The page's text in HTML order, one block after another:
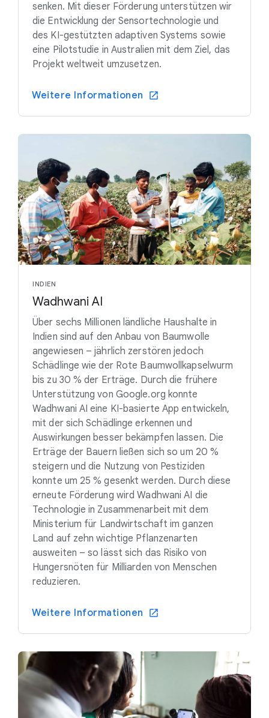
senken. Mit dieser Förderung unterstützen wir
die Entwicklung der Sensortechnologie und
des KI-gestützten adaptiven Systems sowie
eine Pilotstudie in Australien mit dem Ziel, das
Projekt weltweit umzusetzen.
Weitere Informationen
INDIEN
Wadhwani AI
Über sechs Millionen ländliche Haushalte in
Indien sind auf den Anbau von Baumwolle
angewiesen – jährlich zerstören jedoch
Schädlinge wie der Rote Baumwollkapselwurm
bis zu 30 % der Erträge. Durch die frühere
Unterstützung von Google.org konnte
Wadhwani AI eine KI-basierte App entwickeln,
mit der sich Schädlinge erkennen und
Auswirkungen besser bekämpfen lassen. Die
Erträge der Bauern ließen sich so um 20 %
steigern und die Nutzung von Pestiziden
konnte um 25 % gesenkt werden. Durch diese
erneute Förderung wird Wadhwani AI die
Technologie in Zusammenarbeit mit dem
Ministerium für Landwirtschaft im ganzen
Land auf zehn wichtige Pflanzenarten
ausweiten – so lässt sich das Risiko von
Hungersnöten für Milliarden von Menschen
reduzieren.
Weitere Informationen